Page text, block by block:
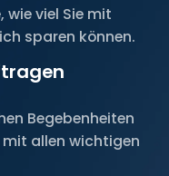
wie viel Sie mit
sparen können.
Begebenheiten
allen wichtigen